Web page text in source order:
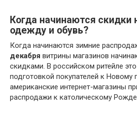
Когда начинаются
одежду и обувь?
Когда начинаются зимние
декабря витрины магазинов
скидками. В российском ритейле
подготовкой покупателей к Новому
американские интернет-магазины
распродажи к католическому